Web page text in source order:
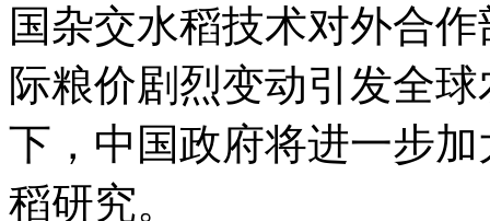
国杂交水稻技术对外合
际粮价剧烈变动引发全
下，中国政府将进一步
稻研究。